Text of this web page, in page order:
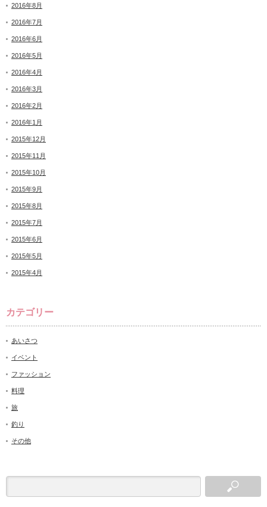
2016年8月
2016年7月
2016年6月
2016年5月
2016年4月
2016年3月
2016年2月
2016年1月
2015年12月
2015年11月
2015年10月
2015年9月
2015年8月
2015年7月
2015年6月
2015年5月
2015年4月
カテゴリー
あいさつ
イベント
ファッション
料理
旅
釣り
その他